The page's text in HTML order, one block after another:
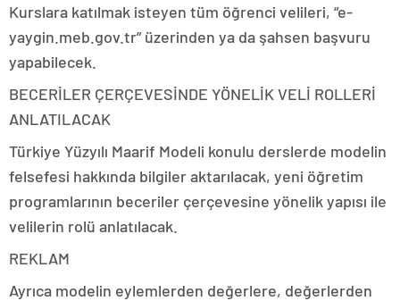
Kurslara katılmak isteyen tüm öğrenci velileri, “e-
yaygin.meb.gov.tr” üzerinden ya da şahsen başvuru
yapabilecek.
BECERİLER ÇERÇEVESİNDE YÖNELİK VELİ ROLLERİ
ANLATILACAK
Türkiye Yüzyılı Maarif Modeli konulu derslerde modelin
felsefesi hakkında bilgiler aktarılacak, yeni öğretim
programlarının beceriler çerçevesine yönelik yapısı ile
velilerin rolü anlatılacak.
REKLAM
Ayrıca modelin eylemlerden değerlere, değerlerden